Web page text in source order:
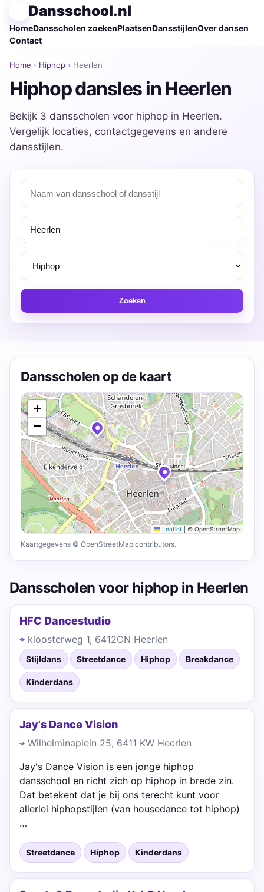
Dansschool.nl
HomeDansscholen zoekenPlaatsenDansstijlenOver dansen
Contact
Home › Hiphop › Heerlen
Hiphop dansles in Heerlen
Bekijk 3 dansscholen voor hiphop in Heerlen.
Vergelijk locaties, contactgegevens en andere
dansstijlen.
Zoeken
Dansscholen op de kaart
+
−
Leaflet © OpenStreetMap
Kaartgegevens © OpenStreetMap contributors.
Dansscholen voor hiphop in Heerlen
HFC Dancestudio
kloosterweg 1, 6412CN Heerlen
Stijldans Streetdance Hiphop Breakdance
Kinderdans
Jay's Dance Vision
Wilhelminaplein 25, 6411 KW Heerlen
Jay's Dance Vision is een jonge hiphop
dansschool en richt zich op hiphop in brede zin.
Dat betekent dat je bij ons terecht kunt voor
allerlei hiphopstijlen (van housedance tot hiphop)
…
Streetdance Hiphop Kinderdans